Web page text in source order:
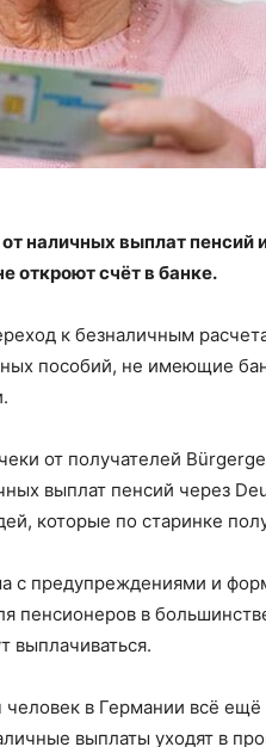
наличных выплат пенсий
откроют счёт в банке.
к безналичным
пособий, не имеющие
от получателей
выплат пенсий через
которые по старинке
с предупреждениями и
пенсионеров в
выплачиваться.
в Германии всё ещё
выплаты уходят в